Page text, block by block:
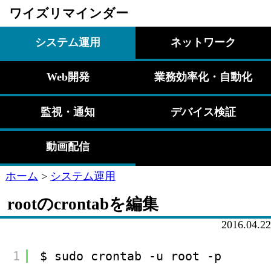
ワイズリマインダー
システム運用 ネットワーク
Web開発 業務効率化・自動化
監視・通知 デバイス検証
動画配信
ホーム > システム運用
rootのcrontabを編集
2016.04.22
1 $ sudo crontab -u root -p